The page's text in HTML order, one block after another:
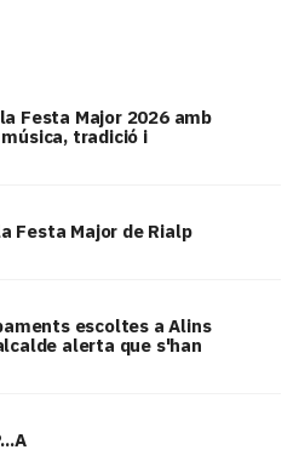
Festa Major 2026 amb
tradició i
Festa Major de Rialp
escoltes a Alins
alerta que s'han